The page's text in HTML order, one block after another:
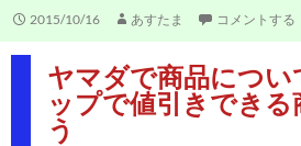
2015/10/16 あすたま コメントする
ヤマダで商品につい
ップで値引きできる
う